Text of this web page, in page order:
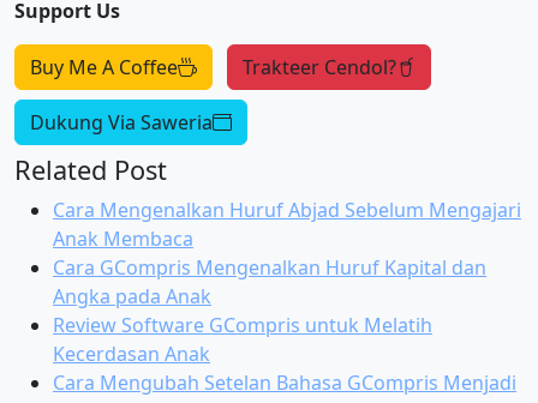
Support Us
Buy Me A Coffee Trakteer Cendol?
Dukung Via Saweria
Related Post
Cara Mengenalkan Huruf Abjad Sebelum Mengajari
Anak Membaca
Cara GCompris Mengenalkan Huruf Kapital dan
Angka pada Anak
Review Software GCompris untuk Melatih
Kecerdasan Anak
Cara Mengubah Setelan Bahasa GCompris Menjadi